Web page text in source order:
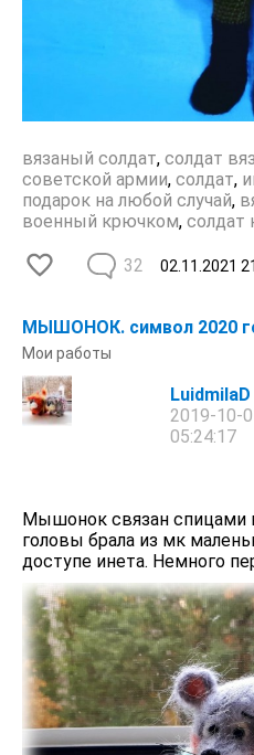
вязаный солдат, солдат
советской армии, солдат,
подарок на любой случай,
военный крючком, солдат
02.11.2021
32
МЫШОНОК. символ 2020
Мои работы
LuidmilaD
2019-10-
05:24:17
Мышонок связан спицами
головы брала из мк
доступе инета. Немного